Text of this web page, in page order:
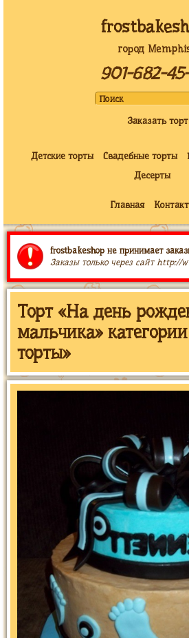
город
901-682-
Заказать торт
Детские торты Свадебные торты
Десерты
Главная
frostbakeshop не принимает
Заказы только через сайт http://
Торт «На день
мальчика»
торты»